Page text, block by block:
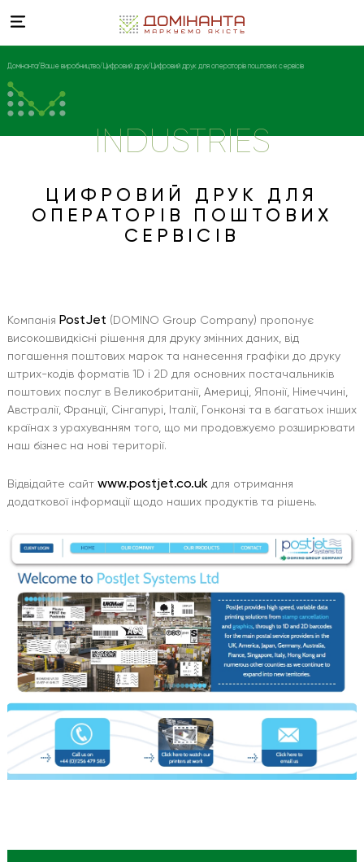
Домінанта Ваше виробництво Цифровий друк Цифровий друк для операторів поштових сервісів
INDUSTRIES
ЦИФРОВИЙ ДРУК ДЛЯ
ОПЕРАТОРІВ ПОШТОВИХ
СЕРВІСІВ
Компанія PostJet (DOMINO Group Company) пропонує
високошвидкісні рішення для друку змінних даних, від
погашення поштових марок та нанесення графіки до друку
штрих-кодів форматів 1D і 2D для основних постачальників
поштових послуг в Великобританії, Америці, Японії, Німеччині,
Австралії, Франції, Сінгапурі, Італії, Гонконзі та в багатьох інших
країнах з урахуванням того, що ми продовжуємо розширювати
наш бізнес на нові території.
Відвідайте сайт www.postjet.co.uk для отримання
додаткової інформації щодо наших продуктів та рішень.